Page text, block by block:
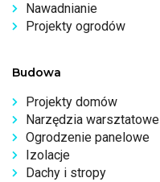
Nawadnianie
Projekty ogrodów
Budowa
Projekty domów
Narzędzia warsztatowe
Ogrodzenie panelowe
Izolacje
Dachy i stropy